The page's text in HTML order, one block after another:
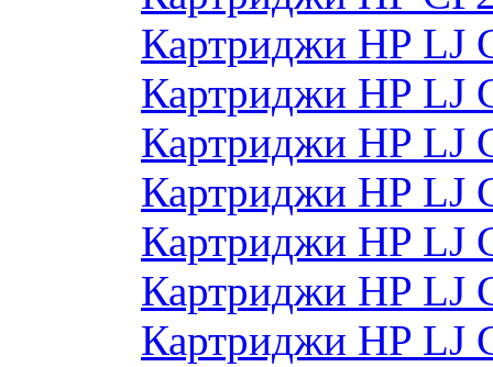
Картриджи HP LJ
Картриджи HP LJ
Картриджи HP LJ
Картриджи HP LJ
Картриджи HP LJ
Картриджи HP LJ
Картриджи HP LJ